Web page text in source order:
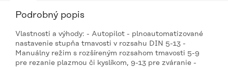
Podrobný popis
Vlastnosti a výhody: - Autopilot - plnoautomatizované
nastavenie stupňa tmavosti v rozsahu DIN 5-13 -
Manuálny režim s rozšíreným rozsahom tmavosti 5-9
pre rezanie plazmou či kyslíkom, 9-13 pre zváranie -